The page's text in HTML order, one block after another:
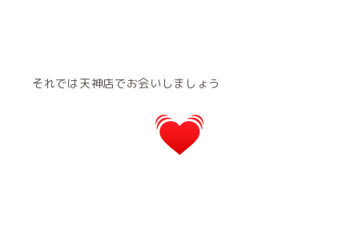
それでは天神店でお会いしましょう